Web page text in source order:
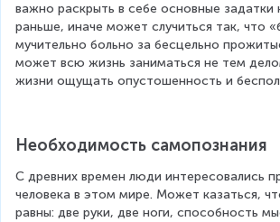
важно раскрыть в себе основные
раньше, иначе может случиться так, что
мучительно больно за бесцельно
может всю жизнь заниматься не тем
жизни ощущать опустошенность и
Необходимость самопознания
С древних времен люди интересовались
человека в этом мире. Может казаться,
равны: две руки, две ноги, способность